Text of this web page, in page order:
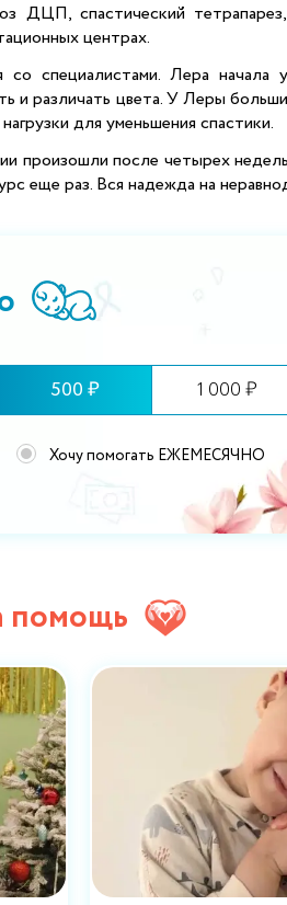
ДЦП, спастический
центрах.
со специалистами. Лера
и различать цвета. У Леры
для уменьшения спастики.
произошли после четырех
еще раз. Вся надежда на
500 ₽ 1 000 ₽
Хочу помогать ЕЖЕМЕСЯЧНО
помощь